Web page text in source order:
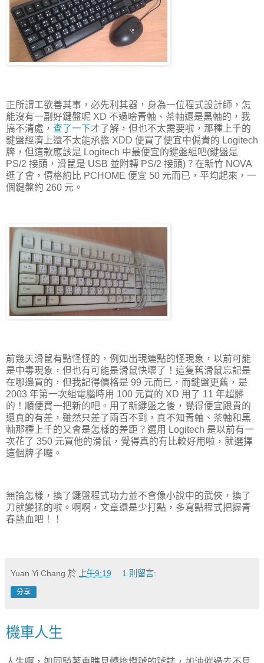
正所謂工欲善其事，必先利其器，身為一位程式設計師，怎
能沒有一副好鍵盤呢 XD 不過啥青軸、茶軸還是黑軸的，我
搞不清處， 查了一下才了解，但也不太需要啦，那種上千的
鍵盤經濟上還不太能承擔 XDD 便買了便宜中偏貴的 Logitech
牌，但這款應該是 Logitech 中最便宜的鍵盤組吧(鍵盤是
PS/2 接頭，滑鼠是 USB 並附轉 PS/2 接頭)？在新竹 NOVA
逛了會，價格約比 PCHOME 便宜 50 元而已，平均起來，一
個鍵盤約 260 元。
前幾天滑鼠有點怪怪的，例如出現連點的怪現象，以前可能
是中毒現象，但也有可能是滑鼠快壞了！這隻舊滑鼠忘記是
在哪邊買的，但我記得價格是 99 元而已，而鍵盤更舊，是
2003 年第一次組電腦時用 100 元買的 XD 用了 11 年超髒
的！順便買一把新的吧。用了新鍵盤之後，覺得便宜跟貴的
還真的有差，雖然只差了兩百不到，真不知青軸、茶軸和黑
軸那種上千的又會是怎樣的差距？選用 Logitech 是以前有一
次花了 350 元買他的滑鼠，覺得真的有比較好用啦，就選擇
這個牌子囉。
無論怎樣，換了鍵盤程式功力並不會像小說中的武俠，換了
刀就變猛的啦。啊啊，文章還是少打點，多寫點程式把握青
春熱血吧！！
Yuan Yi Chang 於 上午9:19 1 則留言:
分享
機車人生